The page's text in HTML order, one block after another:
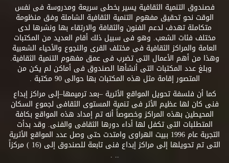
فصندوق التنمية الثقافية يسير بخطى سريعة ومدروسة فى نفس
الوقت نحو تحقيق مفهوم التنمية الثقافية الشاملة وفق منظومة
متكاملة تهدف لدعم الفنون والثقافة والارتقاء بها ونشرها لدى
مختلف فئات الشعب. وهو فى سبيل ذلك أقام العديد من المكتبات
العامة والمراكز الثقافية فى مختلف القرى والنجوع والأحياء الشعبية
وهذا من أهم الأعمال التى تضرب فى عمق مفهوم التنمية الثقافية.
وبلغ عدد المكتبات التى أنشأها الصندوق فى أماكن لم يكن من
المتصور إقامة مثل هذه المكتبات بها حوالى 90 مكتبة .
كما أن فلسفة تحويل المواقع الأثرية –بعد ترميمها–إلى مراكز إبداع
فنى كان لها عظيم الأثر فى تنمية المستوى الثقافى لجموع السكان
المحيطين بهذه المراكز وخصوصاً أنه تم إمداد هذه المواقع بكافة
المتطلبات التى تكفل لها أداء دورها الثقافى والفنى. وقد بدأت
التجربة عام 1996 ببيت الهراوى وامتدت حتى وصل عدد المواقع الأثرية
التى تم تحويلها إلى مراكز إبداع فنى تابعة للصندوق إلى (16 ) مركزاً
.. .